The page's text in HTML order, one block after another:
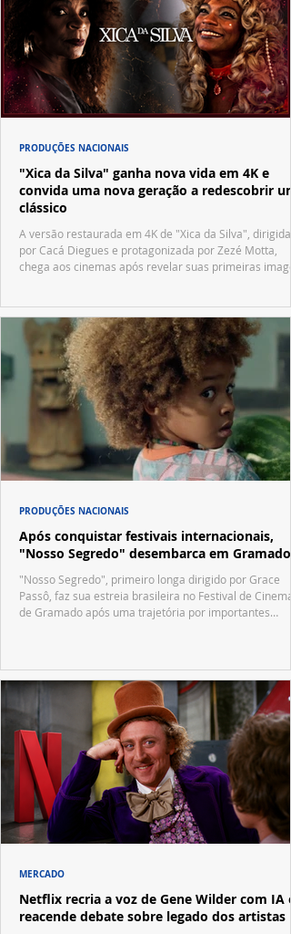
"Xica da Silva" ganha nova vida em 4K e
convida uma nova geração a redescobrir um
clássico
A versão restaurada em 4K de "Xica da Silva", dirigida
por Cacá Diegues e protagonizada por Zezé Motta,
chega aos cinemas após revelar suas primeiras
PRODUÇÕES NACIONAIS
Após conquistar festivais internacionais,
"Nosso Segredo" desembarca em Gramado
"Nosso Segredo", primeiro longa dirigido por Grace
Passô, faz sua estreia brasileira no Festival de Cinema
de Gramado após uma trajetória por importantes
PRODUÇÕES NACIONAIS
Netflix recria a voz de Gene Wilder com IA e
reacende debate sobre legado dos artistas
MERCADO